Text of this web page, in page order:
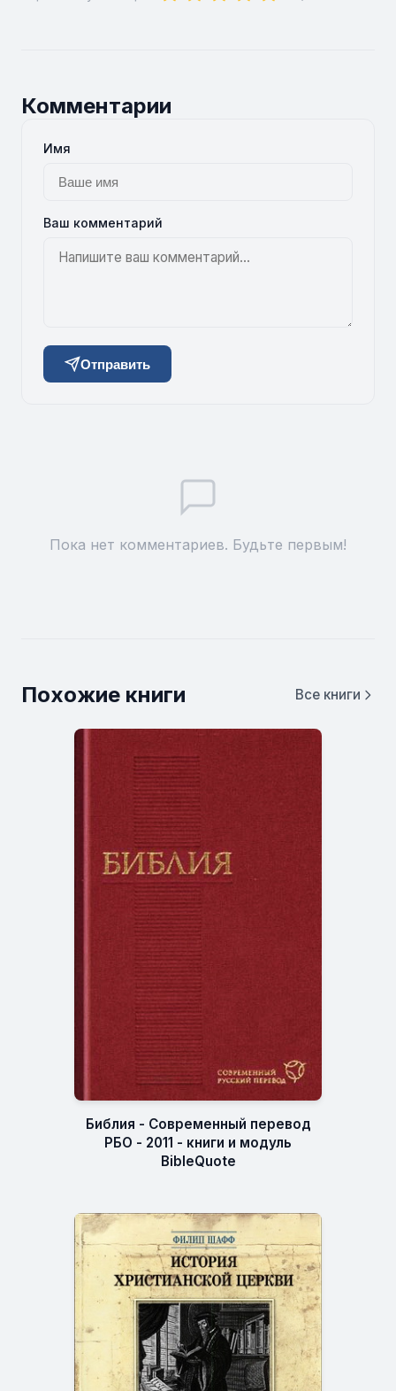
Комментарии
Имя
Ваш комментарий
Отправить
Пока нет комментариев. Будьте первым!
Похожие книги Все книги
Библия - Современный перевод
РБО - 2011 - книги и модуль
BibleQuote